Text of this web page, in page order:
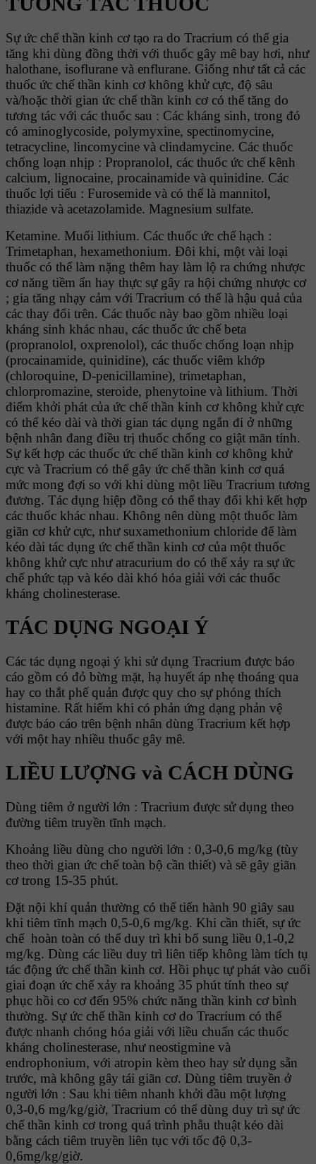
Sự ức chế thần kinh cơ tạo ra do Tracrium có thể gia
tăng khi dùng đồng thời với thuốc gây mê bay hơi, như
halothane, isoflurane và enflurane. Giống như tất cả các
thuốc ức chế thần kinh cơ không khử cực, độ sâu
và/hoặc thời gian ức chế thần kinh cơ có thể tăng do
tương tác với các thuốc sau : Các kháng sinh, trong đó
có aminoglycoside, polymyxine, spectinomycine,
tetracycline, lincomycine và clindamycine. Các thuốc
chống loạn nhịp : Propranolol, các thuốc ức chế kênh
calcium, lignocaine, procainamide và quinidine. Các
thuốc lợi tiểu : Furosemide và có thể là mannitol,
thiazide và acetazolamide. Magnesium sulfate.
Ketamine. Muối lithium. Các thuốc ức chế hạch :
Trimetaphan, hexamethonium. Đôi khi, một vài loại
thuốc có thể làm nặng thêm hay làm lộ ra chứng nhược
cơ năng tiềm ẩn hay thực sự gây ra hội chứng nhược cơ
; gia tăng nhạy cảm với Tracrium có thể là hậu quả của
các thay đổi trên. Các thuốc này bao gồm nhiều loại
kháng sinh khác nhau, các thuốc ức chế beta
(propranolol, oxprenolol), các thuốc chống loạn nhịp
(procainamide, quinidine), các thuốc viêm khớp
(chloroquine, D-penicillamine), trimetaphan,
chlorpromazine, steroide, phenytoine và lithium. Thời
điểm khởi phát của ức chế thần kinh cơ không khử cực
có thể kéo dài và thời gian tác dụng ngắn đi ở những
bệnh nhân đang điều trị thuốc chống co giật mãn tính.
Sự kết hợp các thuốc ức chế thần kinh cơ không khử
cực và Tracrium có thể gây ức chế thần kinh cơ quá
mức mong đợi so với khi dùng một liều Tracrium tương
đương. Tác dụng hiệp đồng có thể thay đổi khi kết hợp
các thuốc khác nhau. Không nên dùng một thuốc làm
giãn cơ khử cực, như suxamethonium chloride để làm
kéo dài tác dụng ức chế thần kinh cơ của một thuốc
không khử cực như atracurium do có thể xảy ra sự ức
chế phức tạp và kéo dài khó hóa giải với các thuốc
kháng cholinesterase.
TÁC DỤNG NGOẠI Ý
Các tác dụng ngoại ý khi sử dụng Tracrium được báo
cáo gồm có đỏ bừng mặt, hạ huyết áp nhẹ thoáng qua
hay co thắt phế quản được quy cho sự phóng thích
histamine. Rất hiếm khi có phản ứng dạng phản vệ
được báo cáo trên bệnh nhân dùng Tracrium kết hợp
với một hay nhiều thuốc gây mê.
LIỀU LƯỢNG và CÁCH DÙNG
Dùng tiêm ở người lớn : Tracrium được sử dụng theo
đường tiêm truyền tĩnh mạch.
Khoảng liều dùng cho người lớn : 0,3-0,6 mg/kg (tùy
theo thời gian ức chế toàn bộ cần thiết) và sẽ gây giãn
cơ trong 15-35 phút.
Đặt nội khí quản thường có thể tiến hành 90 giây sau
khi tiêm tĩnh mạch 0,5-0,6 mg/kg. Khi cần thiết, sự ức
chế hoàn toàn có thể duy trì khi bổ sung liều 0,1-0,2
mg/kg. Dùng các liều duy trì liên tiếp không làm tích tụ
tác động ức chế thần kinh cơ. Hồi phục tự phát vào cuối
giai đoạn ức chế xảy ra khoảng 35 phút tính theo sự
phục hồi co cơ đến 95% chức năng thần kinh cơ bình
thường. Sự ức chế thần kinh cơ do Tracrium có thể
được nhanh chóng hóa giải với liều chuẩn các thuốc
kháng cholinesterase, như neostigmine và
endrophonium, với atropin kèm theo hay sử dụng sẵn
trước, mà không gây tái giãn cơ. Dùng tiêm truyền ở
người lớn : Sau khi tiêm nhanh khởi đầu một lượng
0,3-0,6 mg/kg/giờ, Tracrium có thể dùng duy trì sự ức
chế thần kinh cơ trong quá trình phẫu thuật kéo dài
bằng cách tiêm truyền liên tục với tốc độ 0,3-
0,6mg/kg/giờ.